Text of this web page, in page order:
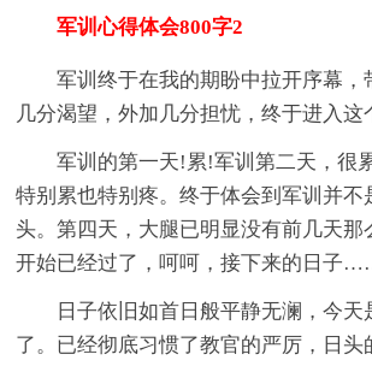
军训心得体会800字2
军训终于在我的期盼中拉开序幕，
几分渴望，外加几分担忧，终于进入这
军训的第一天!累!军训第二天，很
特别累也特别疼。终于体会到军训并不
头。第四天，大腿已明显没有前几天那
开始已经过了，呵呵，接下来的日子
日子依旧如首日般平静无澜，今天
了。已经彻底习惯了教官的严厉，日头